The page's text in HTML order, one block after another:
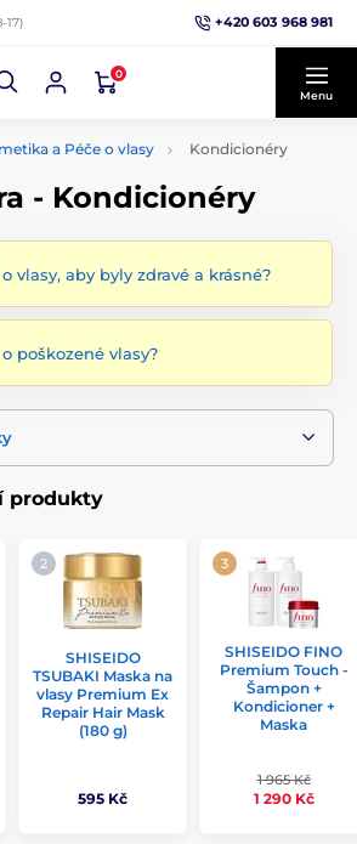
17) +420 603 968 981
0
Menu
a Péče o vlasy Kondicionéry
- Kondicionéry
vlasy, aby byly zdravé a krásné?
poškozené vlasy?
produkty
SHISEIDO
TSUBAKI Maska na
vlasy Premium Ex
Repair Hair Mask
(180 g)
595 Kč
SHISEIDO FINO
Premium Touch -
Šampon +
Kondicioner +
Maska
1 965 Kč
1 290 Kč